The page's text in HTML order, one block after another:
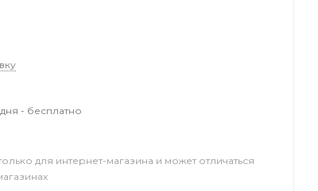
- бесплатно
для интернет-магазина и может отличаться